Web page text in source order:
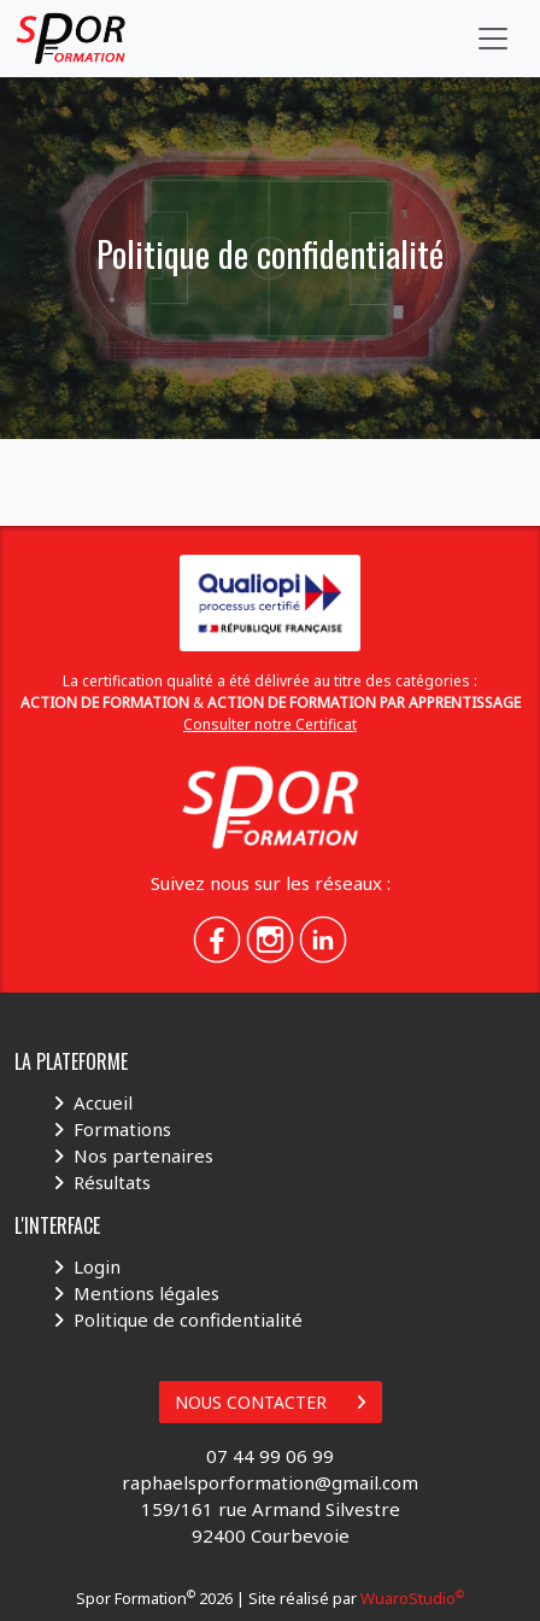
Politique de confidentialité
La certification qualité a été délivrée au titre des catégories :
ACTION DE FORMATION&ACTION DE FORMATION PAR APPRENTISSAGE
Consulter notre Certificat
Suivez nous sur les réseaux :
LA PLATEFORME
Accueil
Formations
Nos partenaires
Résultats
L'INTERFACE
Login
Mentions légales
Politique de confidentialité
NOUS CONTACTER
07 44 99 06 99
raphaelsporformation@gmail.com
159/161 rue Armand Silvestre
92400 Courbevoie
Spor Formation© 2026 | Site réalisé parWuaroStudio©